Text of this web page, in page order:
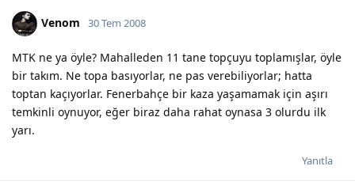
Venom 30 Tem 2008
MTK ne ya öyle? Mahalleden 11 tane topçuyu toplamışlar, öyle
bir takım. Ne topa basıyorlar, ne pas verebiliyorlar; hatta
toptan kaçıyorlar. Fenerbahçe bir kaza yaşamamak için aşırı
temkinli oynuyor, eğer biraz daha rahat oynasa 3 olurdu ilk
yarı.
Yanıtla